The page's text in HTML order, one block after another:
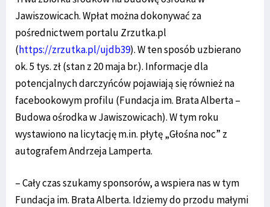
Jawiszowicach. Wpłat można dokonywać za
pośrednictwem portalu Zrzutka.pl
(https://zrzutka.pl/ujdb39). W ten sposób uzbierano
ok. 5 tys. zł (stan z 20 maja br.). Informacje dla
potencjalnych darczyńców pojawiają się również na
facebookowym profilu (Fundacja im. Brata Alberta –
Budowa ośrodka w Jawiszowicach). W tym roku
wystawiono na licytację m.in. płytę „Głośna noc” z
autografem Andrzeja Lamperta.
– Cały czas szukamy sponsorów, a wspiera nas w tym
Fundacja im. Brata Alberta. Idziemy do przodu małymi